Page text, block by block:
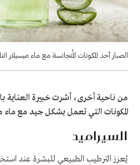
الصبار أحد المكونات المُتجانسة مع ماء ميسيلار
من ناحية أخرى، أشرت خبيرة العناية
المكونات التي تعمل بشكل جيد مع ماء
السيراميد
يُعزز الترطيب الطبيعي للبشرة عند